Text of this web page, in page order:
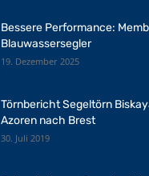
Bessere Performance:
Blauwassersegler
19. Dezember 2025
Törnbericht Segeltörn
Azoren nach Brest
30. Juli 2019